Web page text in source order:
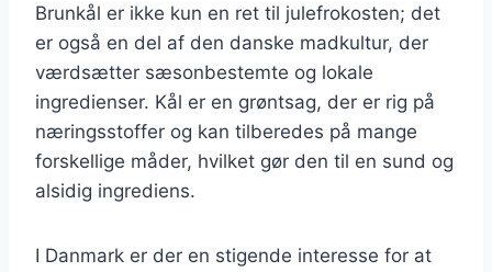
Brunkål er ikke kun en ret til julefrokosten; det
er også en del af den danske madkultur, der
værdsætter sæsonbestemte og lokale
ingredienser. Kål er en grøntsag, der er rig på
næringsstoffer og kan tilberedes på mange
forskellige måder, hvilket gør den til en sund og
alsidig ingrediens.
I Danmark er der en stigende interesse for at